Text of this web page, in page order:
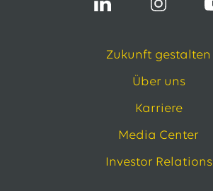
Zukunft gestalten
Über uns
Karriere
Media Center
Investor Relations